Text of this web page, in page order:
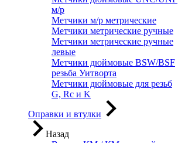
м/р
Метчики м/р метрические
Метчики метрические ручные
Метчики метрические ручные
левые
Метчики дюймовые BSW/BSF
резьба Уитворта
Метчики дюймовые для резьб
G, Rc и K
Оправки и втулки
Назад